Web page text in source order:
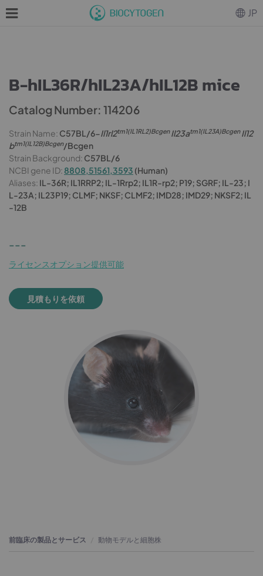
B-hIL36R/hIL23A/hIL12B mice
Catalog Number: 114206
Strain Name: C57BL/6-Il1rl2tm1(IL1RL2)BcgenIl23atm1(IL23A)BcgenIl12
btm1(IL12B)Bcgen/Bcgen
Strain Background: C57BL/6
NCBI gene ID: 8808,51561,3593 (Human)
Aliases: IL-36R; IL1RRP2; IL-1Rrp2; IL1R-rp2; P19; SGRF; IL-23; I
L-23A; IL23P19; CLMF; NKSF; CLMF2; IMD28; IMD29; NKSF2; IL
-12B
---
ライセンスオプション提供可能
見積もりを依頼
前臨床の製品とサービス 動物モデルと細胞株
JP